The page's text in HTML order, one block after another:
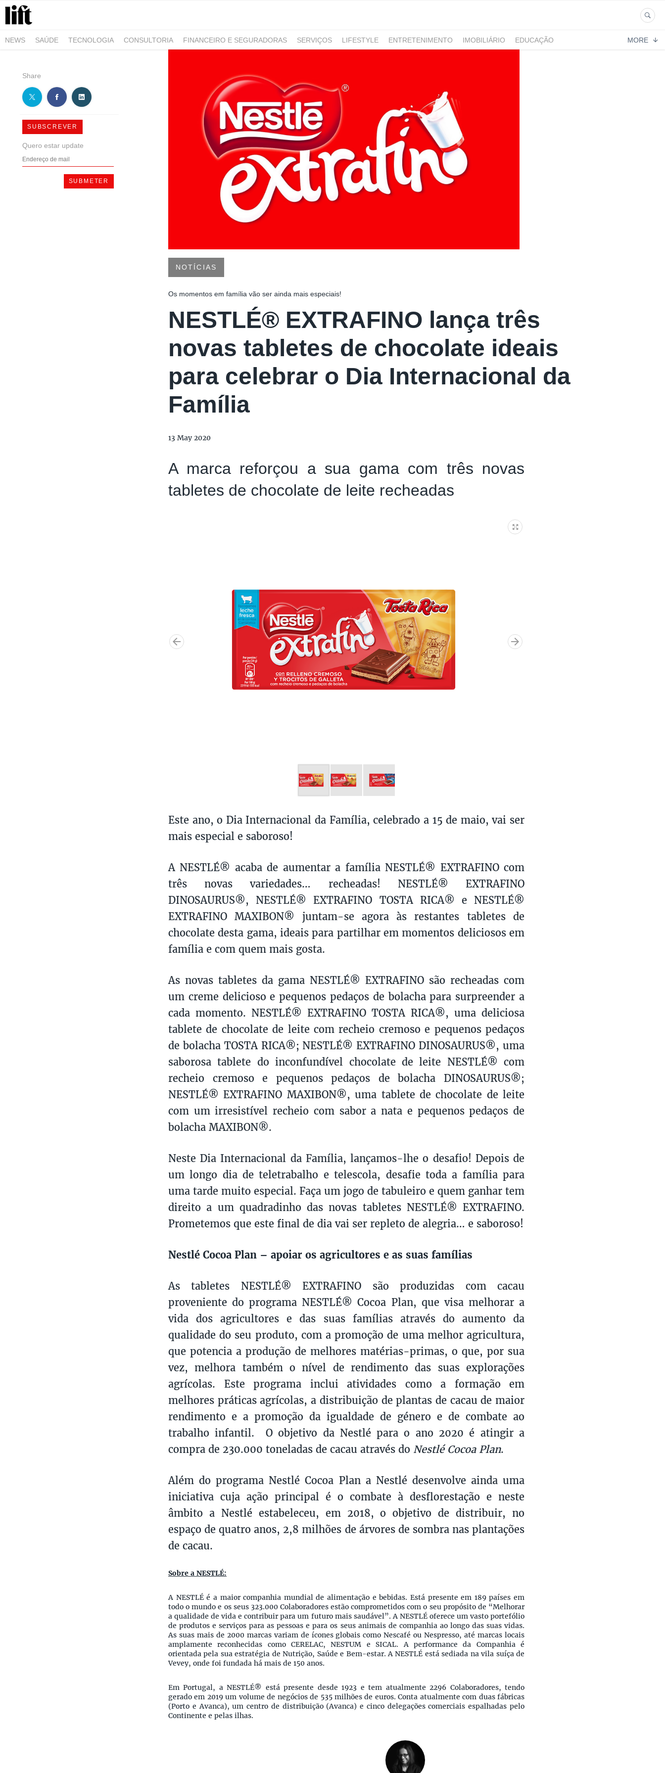
NEWS SAÚDE TECNOLOGIA CONSULTORIA FINANCEIRO E SEGURADORAS SERVIÇOS LIFESTYLE ENTRETENIMENTO IMOBILIÁRIO
EDUCAÇÃO
MORE
Share
SUBSCREVER
Quero estar update
NOTÍCIAS
Os momentos em família vão ser ainda mais especiais!
NESTLÉ® EXTRAFINO lança três
novas tabletes de chocolate ideais
para celebrar o Dia Internacional da
Família
13 May 2020
A marca reforçou a sua gama com três novas
tabletes de chocolate de leite recheadas
Este ano, o Dia Internacional da Família, celebrado a 15 de maio, vai ser
mais especial e saboroso!
A NESTLÉ® acaba de aumentar a família NESTLÉ® EXTRAFINO com
três novas variedades… recheadas! NESTLÉ® EXTRAFINO
DINOSAURUS®, NESTLÉ® EXTRAFINO TOSTA RICA® e NESTLÉ®
EXTRAFINO MAXIBON® juntam-se agora às restantes tabletes de
chocolate desta gama, ideais para partilhar em momentos deliciosos em
família e com quem mais gosta.
As novas tabletes da gama NESTLÉ® EXTRAFINO são recheadas com
um creme delicioso e pequenos pedaços de bolacha para surpreender a
cada momento. NESTLÉ® EXTRAFINO TOSTA RICA®, uma deliciosa
tablete de chocolate de leite com recheio cremoso e pequenos pedaços
de bolacha TOSTA RICA®; NESTLÉ® EXTRAFINO DINOSAURUS®, uma
saborosa tablete do inconfundível chocolate de leite NESTLÉ® com
recheio cremoso e pequenos pedaços de bolacha DINOSAURUS®;
NESTLÉ® EXTRAFINO MAXIBON®, uma tablete de chocolate de leite
com um irresistível recheio com sabor a nata e pequenos pedaços de
bolacha MAXIBON®.
Neste Dia Internacional da Família, lançamos-lhe o desafio! Depois de
um longo dia de teletrabalho e telescola, desafie toda a família para
uma tarde muito especial. Faça um jogo de tabuleiro e quem ganhar tem
direito a um quadradinho das novas tabletes NESTLÉ® EXTRAFINO.
Prometemos que este final de dia vai ser repleto de alegria… e saboroso!
Nestlé Cocoa Plan – apoiar os agricultores e as suas famílias
As tabletes NESTLÉ® EXTRAFINO são produzidas com cacau
proveniente do programa NESTLÉ® Cocoa Plan, que visa melhorar a
vida dos agricultores e das suas famílias através do aumento da
qualidade do seu produto, com a promoção de uma melhor agricultura,
que potencia a produção de melhores matérias-primas, o que, por sua
vez, melhora também o nível de rendimento das suas explorações
agrícolas. Este programa inclui atividades como a formação em
melhores práticas agrícolas, a distribuição de plantas de cacau de maior
rendimento e a promoção da igualdade de género e de combate ao
trabalho infantil. O objetivo da Nestlé para o ano 2020 é atingir a
compra de 230.000 toneladas de cacau através do Nestlé Cocoa Plan.
Além do programa Nestlé Cocoa Plan a Nestlé desenvolve ainda uma
iniciativa cuja ação principal é o combate à desflorestação e neste
âmbito a Nestlé estabeleceu, em 2018, o objetivo de distribuir, no
espaço de quatro anos, 2,8 milhões de árvores de sombra nas plantações
de cacau.
Sobre a NESTLÉ:
A NESTLÉ é a maior companhia mundial de alimentação e bebidas. Está presente em 189 países em
todo o mundo e os seus 323.000 Colaboradores estão comprometidos com o seu propósito de “Melhorar
a qualidade de vida e contribuir para um futuro mais saudável”. A NESTLÉ oferece um vasto portefólio
de produtos e serviços para as pessoas e para os seus animais de companhia ao longo das suas vidas.
As suas mais de 2000 marcas variam de ícones globais como Nescafé ou Nespresso, até marcas locais
amplamente reconhecidas como CERELAC, NESTUM e SICAL. A performance da Companhia é
orientada pela sua estratégia de Nutrição, Saúde e Bem-estar. A NESTLÉ está sediada na vila suíça de
Vevey, onde foi fundada há mais de 150 anos.
Em Portugal, a NESTLÉ® está presente desde 1923 e tem atualmente 2296 Colaboradores, tendo
gerado em 2019 um volume de negócios de 535 milhões de euros. Conta atualmente com duas fábricas
(Porto e Avanca), um centro de distribuição (Avanca) e cinco delegações comerciais espalhadas pelo
Continente e pelas ilhas.